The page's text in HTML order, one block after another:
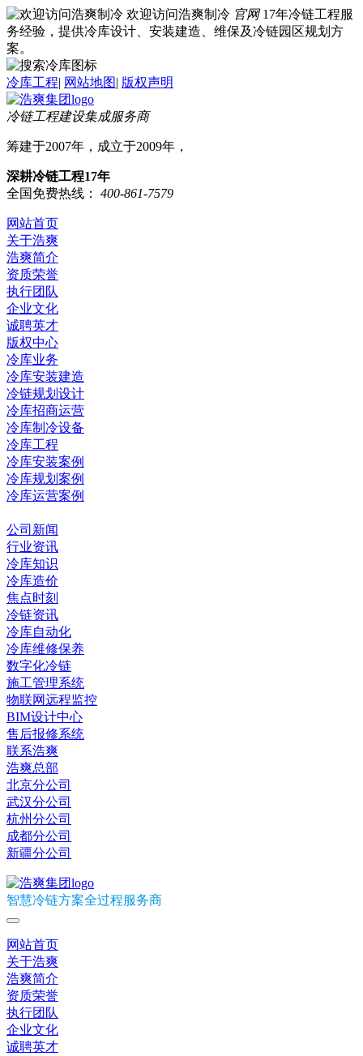
欢迎访问浩爽制冷 官网 17年冷链工程服
务经验，提供冷库设计、安装建造、维保及冷链园区规划方
案。
冷库工程| 网站地图| 版权声明
冷链工程建设集成服务商
筹建于2007年，成立于2009年，
深耕冷链工程17年
全国免费热线：
400-861-7579
网站首页
关于浩爽
浩爽简介
资质荣誉
执行团队
企业文化
诚聘英才
版权中心
冷库业务
冷库安装建造
冷链规划设计
冷库招商运营
冷库制冷设备
冷库工程
冷库安装案例
冷库规划案例
冷库运营案例
公司新闻
行业资讯
冷库知识
冷库造价
焦点时刻
冷链资讯
冷库自动化
冷库维修保养
数字化冷链
施工管理系统
物联网远程监控
BIM设计中心
售后报修系统
联系浩爽
浩爽总部
北京分公司
武汉分公司
杭州分公司
成都分公司
新疆分公司
智慧冷链方案全过程服务商
网站首页
关于浩爽
浩爽简介
资质荣誉
执行团队
企业文化
诚聘英才